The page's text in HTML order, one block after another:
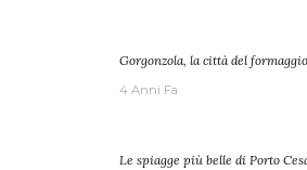
Gorgonzola, la città del
4 Anni Fa
Le spiagge più belle di Porto